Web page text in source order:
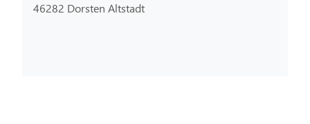
46282 Dorsten Altstadt